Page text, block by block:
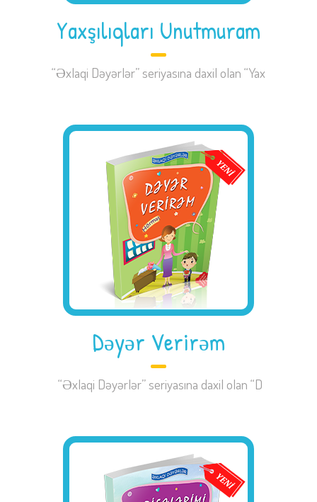
Yaxşılıqları Unutmuram
“Əxlaqi Dəyərlər” seriyasına daxil olan “Yax
Dəyər Verirəm
“Əxlaqi Dəyərlər” seriyasına daxil olan “D